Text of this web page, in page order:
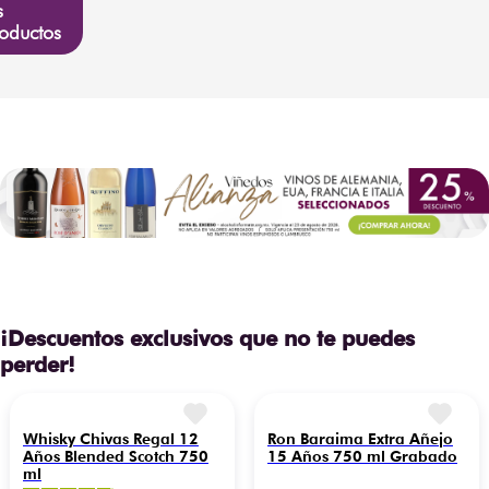
¡Descuentos exclusivos que no te puedes
perder!
Whisky Chivas Regal 12
Años Blended Scotch 750
ml
Ron Baraima Extra Añejo
15 Años 750 ml Grabado